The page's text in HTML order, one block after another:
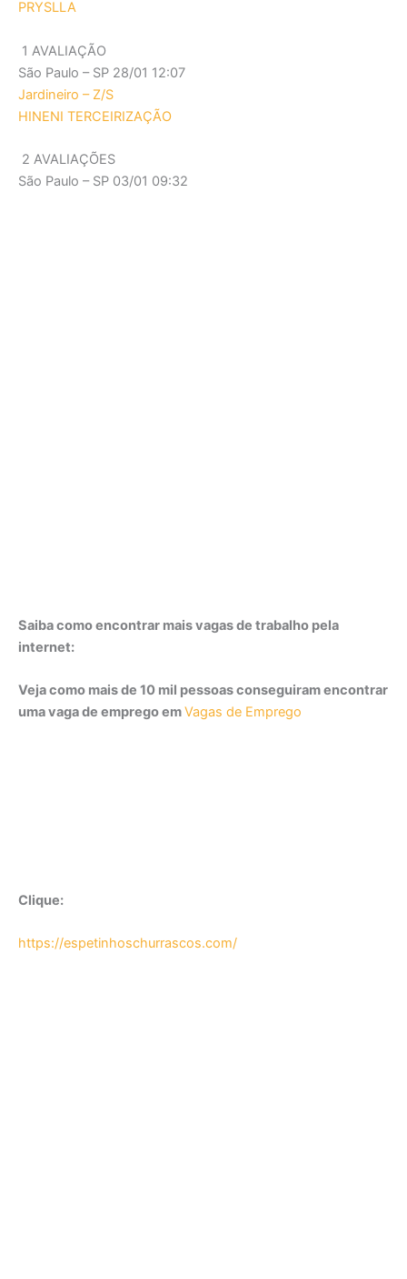
PRYSLLA
1 AVALIAÇÃO
São Paulo – SP 28/01 12:07
Jardineiro – Z/S
HINENI TERCEIRIZAÇÃO
2 AVALIAÇÕES
São Paulo – SP 03/01 09:32
Saiba como encontrar mais vagas de trabalho pela
internet:
Veja como mais de 10 mil pessoas conseguiram encontrar
uma vaga de emprego emVagas de Emprego
Clique:
https://espetinhoschurrascos.com/